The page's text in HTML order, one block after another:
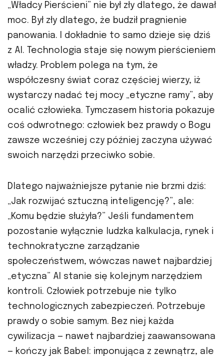
„Władcy Pierścieni” nie był zły dlatego, że dawał
moc. Był zły dlatego, że budził pragnienie
panowania. I dokładnie to samo dzieje się dziś
z AI. Technologia staje się nowym pierścieniem
władzy. Problem polega na tym, że
współczesny świat coraz częściej wierzy, iż
wystarczy nadać tej mocy „etyczne ramy”, aby
ocalić człowieka. Tymczasem historia pokazuje
coś odwrotnego: człowiek bez prawdy o Bogu
zawsze wcześniej czy później zaczyna używać
swoich narzędzi przeciwko sobie.
Dlatego najważniejsze pytanie nie brzmi dziś:
„Jak rozwijać sztuczną inteligencję?”, ale:
„Komu będzie służyła?” Jeśli fundamentem
pozostanie wyłącznie ludzka kalkulacja, rynek i
technokratyczne zarządzanie
społeczeństwem, wówczas nawet najbardziej
„etyczna” AI stanie się kolejnym narzędziem
kontroli. Człowiek potrzebuje nie tylko
technologicznych zabezpieczeń. Potrzebuje
prawdy o sobie samym. Bez niej każda
cywilizacja — nawet najbardziej zaawansowana
— kończy jak Babel: imponująca z zewnątrz, ale